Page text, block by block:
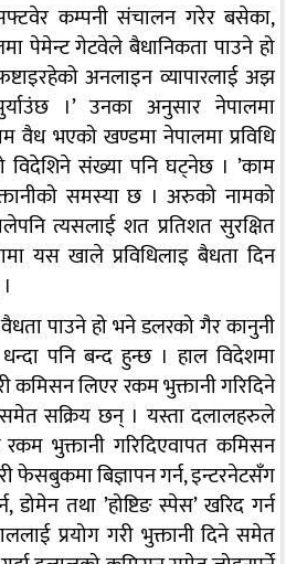
कम्पनी संचालन गरेर बसेका,
पेमेन्ट गेटवेले बैधानिकता पाउने हो
अनलाइन व्यापारलाई अझ
।’ उनका अनुसार नेपालमा
वैध भएको खण्डमा नेपालमा प्रविधि
विदेशिने संख्या पनि घट्नेछ । ’काम
समस्या छ । अरुको नामको
त्यसलाई शत प्रतिशत सुरक्षित
यस खाले प्रविधिलाइ बैधता दिन
पाउने हो भने डलरको गैर कानुनी
पनि बन्द हुन्छ । हाल विदेशमा
कमिसन लिएर रकम भुक्तानी गरिदिने
सक्रिय छन् । यस्ता दलालहरुले
भुक्तानी गरिदिएवापत कमिसन
फेसबुकमा बिज्ञापन गर्न, इन्टरनेटसँग
तथा ’होष्टिङ स्पेस’ खरिद गर्न
प्रयोग गरी भुक्तानी दिने समेत